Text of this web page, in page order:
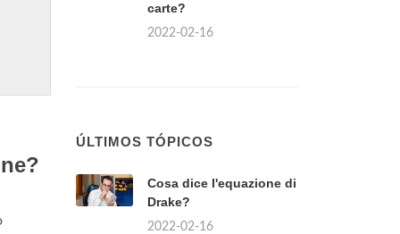
carte?
2022-02-16
ÚLTIMOS TÓPICOS
Cosa dice l'equazione di
Drake?
2022-02-16